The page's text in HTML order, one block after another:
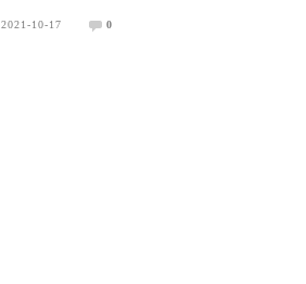
2021-10-17 0